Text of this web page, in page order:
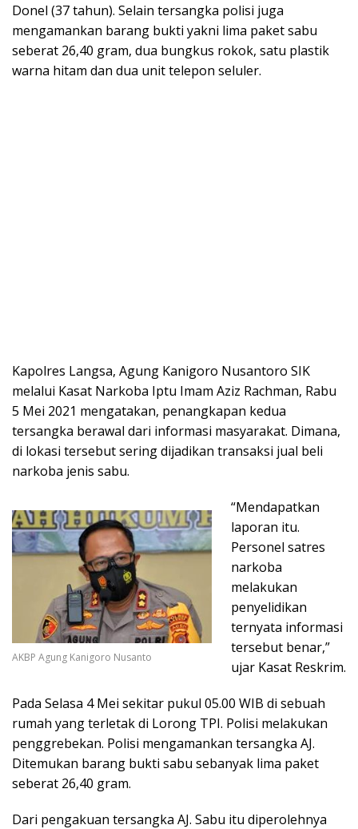
Donel (37 tahun). Selain tersangka polisi juga
mengamankan barang bukti yakni lima paket sabu
seberat 26,40 gram, dua bungkus rokok, satu plastik
warna hitam dan dua unit telepon seluler.
Kapolres Langsa, Agung Kanigoro Nusantoro SIK
melalui Kasat Narkoba Iptu Imam Aziz Rachman, Rabu
5 Mei 2021 mengatakan, penangkapan kedua
tersangka berawal dari informasi masyarakat. Dimana,
di lokasi tersebut sering dijadikan transaksi jual beli
narkoba jenis sabu.
AKBP Agung Kanigoro Nusanto
“Mendapatkan
laporan itu.
Personel satres
narkoba
melakukan
penyelidikan
ternyata informasi
tersebut benar,”
ujar Kasat Reskrim.
Pada Selasa 4 Mei sekitar pukul 05.00 WIB di sebuah
rumah yang terletak di Lorong TPI. Polisi melakukan
penggrebekan. Polisi mengamankan tersangka AJ.
Ditemukan barang bukti sabu sebanyak lima paket
seberat 26,40 gram.
Dari pengakuan tersangka AJ. Sabu itu diperolehnya